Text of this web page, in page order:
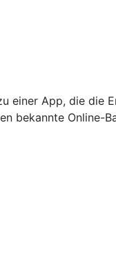
einer App, die die
bekannte Online-